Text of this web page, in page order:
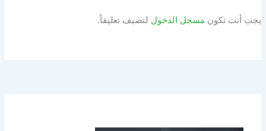
يجب أنت تكون مسجل الدخول لتضيف تعليقاً.